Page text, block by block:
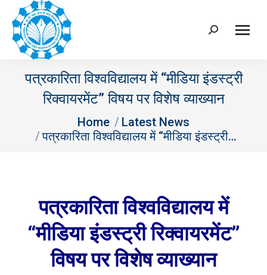
Search:
पत्रकारिता विश्वविद्यालय में “मीडिया इंडस्ट्री
रिक्वायरमेंट” विषय पर विशेष व्याख्यान
Home
Latest News
पत्रकारिता विश्वविद्यालय में “मीडिया इंडस्ट्री…
पत्रकारिता विश्वविद्यालय में
“मीडिया इंडस्ट्री रिक्वायरमेंट”
विषय पर विशेष व्याख्यान